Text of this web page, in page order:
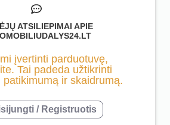
ATSILIEPIMAI APIE
įvertinti parduotuvę,
Tai padeda užtikrinti
patikimumą ir skaidrumą.
/ Registruotis